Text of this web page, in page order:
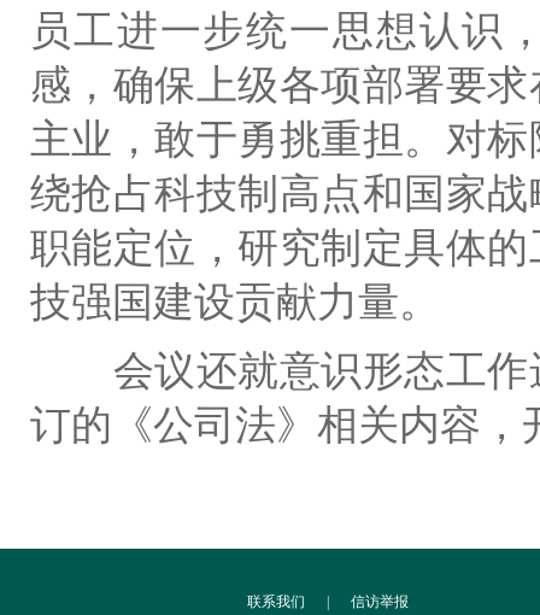
员工进一步统一思想认识
感，确保上级各项部署要
主业，敢于勇挑重担。对
绕抢占科技制高点和国家
职能定位，研究制定具体
技强国建设贡献力量。
会议还就意识形态工
订的《公司法》相关内容
联系我们 | 信访举报